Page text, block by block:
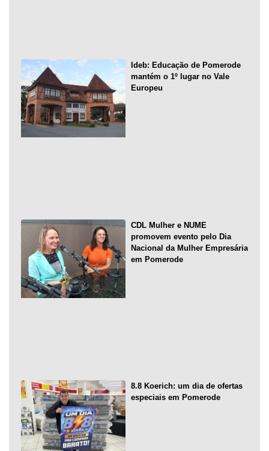
Ideb: Educação de Pomerode
mantém o 1º lugar no Vale
Europeu
CDL Mulher e NUME
promovem evento pelo Dia
Nacional da Mulher Empresária
em Pomerode
8.8 Koerich: um dia de ofertas
especiais em Pomerode